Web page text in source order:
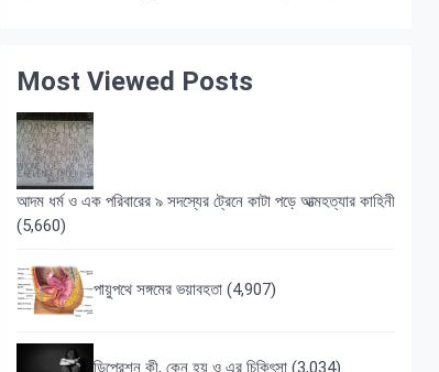
Most Viewed Posts
আদম ধর্ম ও এক পরিবারের ৯ সদস্যের ট্রেনে কাটা পড়ে আত্মহত্যার কাহিনী
(5,660)
পায়ুপথে সঙ্গমের ভয়াবহতা (4,907)
ডিপ্রেশন কী, কেন হয় ও এর চিকিৎসা (3,034)